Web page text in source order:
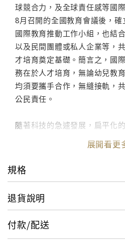
球競合力，及全球責任感等國
8月召開的全國教育會議後，
國際教育推動工作小組，也結
以及民間團體或私人企業等，
才培育奠定基礎。簡言之，國
務在於人才培育，無論幼兒教
均須要攜手合作，無縫接軌，
公民責任。
隨著科技的急遽發展，扁平化
國開展國際教育的深度與廣度
專精研究國際教育政策，或在
育之推動與實施具豐富經驗者，
展開看更
規格
退貨說明
付款/配送